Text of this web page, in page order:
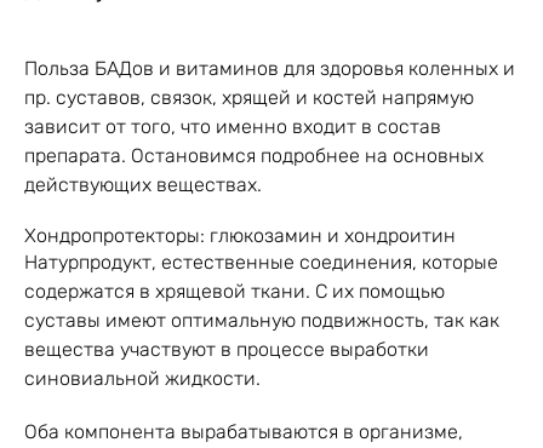
Польза БАДов и витаминов для здоровья коленных и
пр. суставов, связок, хрящей и костей напрямую
зависит от того, что именно входит в состав
препарата. Остановимся подробнее на основных
действующих веществах.
Хондропротекторы: глюкозамин и хондроитин
Натурпродукт, естественные соединения, которые
содержатся в хрящевой ткани. С их помощью
суставы имеют оптимальную подвижность, так как
вещества участвуют в процессе выработки
синовиальной жидкости.
Оба компонента вырабатываются в организме,